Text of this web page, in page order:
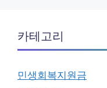
카테고리
민생회복지원금